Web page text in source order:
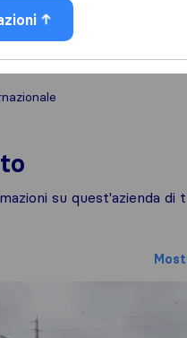
su quest'azienda di